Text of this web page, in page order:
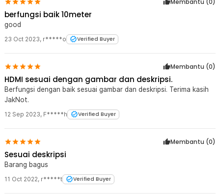
berfungsi baik 10meter
good
23 Oct 2023, r*****o Verified Buyer
Membantu (0)
HDMI sesuai dengan gambar dan deskripsi.
Berfungsi dengan baik sesuai gambar dan deskripsi. Terima kasih
JakNot.
12 Sep 2023, F*****h Verified Buyer
Membantu (0)
Sesuai deskripsi
Barang bagus
11 Oct 2022, r*****t Verified Buyer